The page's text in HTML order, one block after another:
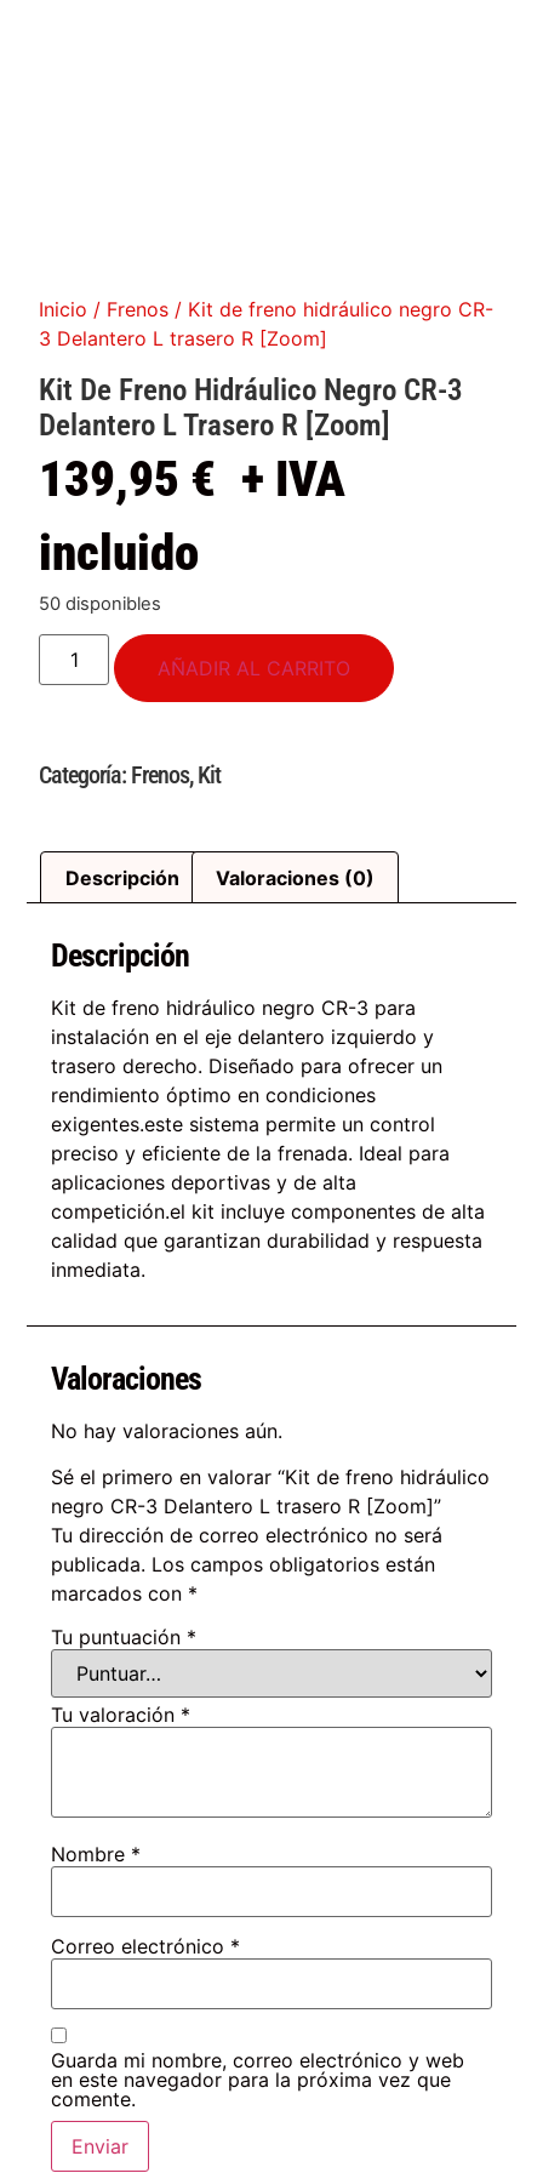
Inicio / Frenos / Kit de freno hidráulico negro CR-
3 Delantero L trasero R [Zoom]
Kit De Freno Hidráulico Negro CR-3
Delantero L Trasero R [Zoom]
139,95 € + IVA
incluido
50 disponibles
AÑADIR AL CARRITO
Categoría: Frenos,Kit
Descripción Valoraciones (0)
Descripción
Kit de freno hidráulico negro CR-3 para
instalación en el eje delantero izquierdo y
trasero derecho. Diseñado para ofrecer un
rendimiento óptimo en condiciones
exigentes.este sistema permite un control
preciso y eficiente de la frenada. Ideal para
aplicaciones deportivas y de alta
competición.el kit incluye componentes de alta
calidad que garantizan durabilidad y respuesta
inmediata.
Valoraciones
No hay valoraciones aún.
Sé el primero en valorar “Kit de freno hidráulico
negro CR-3 Delantero L trasero R [Zoom]”
Tu dirección de correo electrónico no será
publicada. Los campos obligatorios están
marcados con *
Tu puntuación *
Tu valoración *
Nombre *
Correo electrónico *
Guarda mi nombre, correo electrónico y web
en este navegador para la próxima vez que
comente.